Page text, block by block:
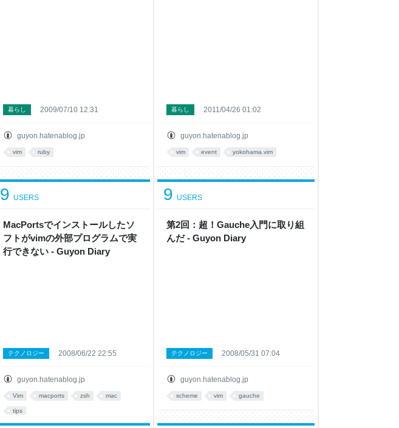
guyon.hatenablog.jp
暮らし 2009/07/10 12:31
vim ruby
guyon.hatenablog.jp
暮らし 2011/04/26 01:02
vim event yokohama.vim
MacPortsでインストールしたソ
フトがvimの外部プログラムで実
行できない - Guyon Diary
9 USERS
guyon.hatenablog.jp
テクノロジー 2008/06/22 22:55
Vim macports zsh mac
tips
第2回：超！Gauche入門に取り組
んだ - Guyon Diary
9 USERS
guyon.hatenablog.jp
テクノロジー 2008/05/31 07:04
scheme vim gauche